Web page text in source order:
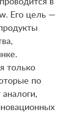
в
Его цель —
только
по